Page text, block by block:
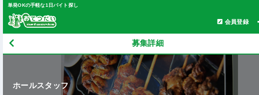
単発OKの手軽な1日バイト探し
会員登録
募集詳細
ホールスタッフ